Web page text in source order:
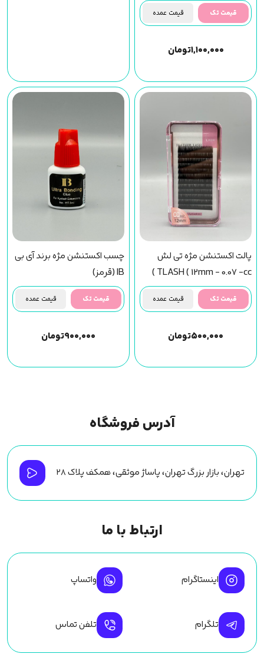
قیمت تک قیمت عمده
۱,۱۰۰,۰۰۰تومان
پالت اکستنشن مژه تی لش
TLASH ( 12mm - 0.07 -cc )
قیمت تک قیمت عمده
۵۰۰,۰۰۰تومان
چسب اکستنشن مژه برند آی بی
IB (قرمز)
قیمت تک قیمت عمده
۹۰۰,۰۰۰تومان
آدرس فروشگاه
تهران، بازار بزرگ تهران، پاساژ موثقی، همکف پلاک ۲۸
ارتباط با ما
اینستاگرام واتساپ
تلگرام تلفن تماس